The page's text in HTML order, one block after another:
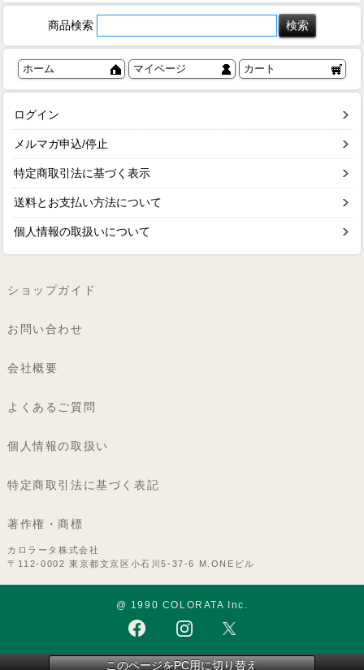
商品検索
ホーム マイページ カート
ログイン
メルマガ申込/停止
特定商取引法に基づく表示
送料とお支払い方法について
個人情報の取扱いについて
ショップガイド
お問い合わせ
会社概要
よくあるご質問
個人情報の取扱い
特定商取引法に基づく表記
著作権・商標
カロラータ株式会社
〒112-0002 東京都文京区小石川5-37-6 M.ONEビル
@ 1990 COLORATA Inc.
このページをPC用に切り替え